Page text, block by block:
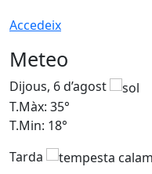
Accedeix
Meteo
Dijous, 6 d’agost
T.Màx: 35°
T.Min: 18°
Tarda